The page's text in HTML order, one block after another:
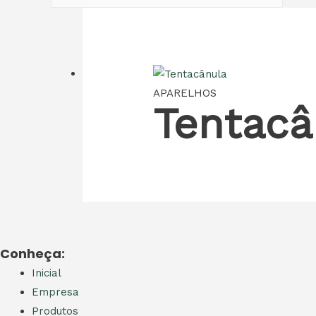
APARELHOS
Conheça:
Inicial
Empresa
Produtos